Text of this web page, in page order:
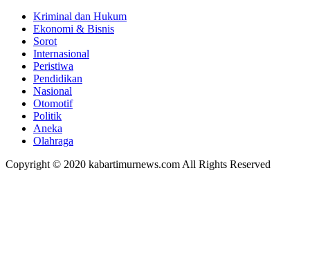
Kriminal dan Hukum
Ekonomi & Bisnis
Sorot
Internasional
Peristiwa
Pendidikan
Nasional
Otomotif
Politik
Aneka
Olahraga
Copyright © 2020 kabartimurnews.com All Rights Reserved